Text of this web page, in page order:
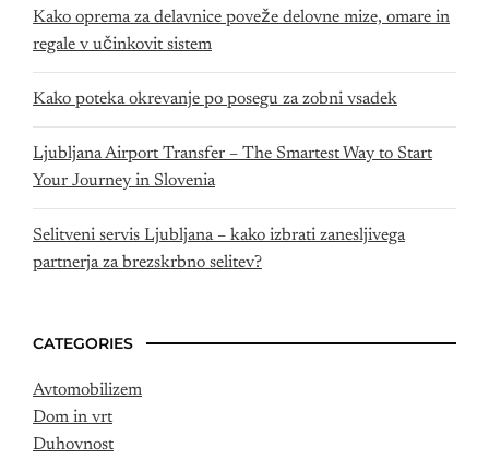
Kako oprema za delavnice poveže delovne mize, omare in
regale v učinkovit sistem
Kako poteka okrevanje po posegu za zobni vsadek
Ljubljana Airport Transfer – The Smartest Way to Start
Your Journey in Slovenia
Selitveni servis Ljubljana – kako izbrati zanesljivega
partnerja za brezskrbno selitev?
CATEGORIES
Avtomobilizem
Dom in vrt
Duhovnost